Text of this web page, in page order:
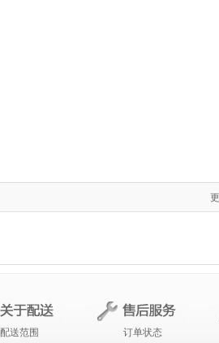
配送范围 订单状态